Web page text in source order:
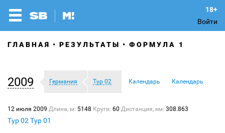
Войти
ГЛАВНАЯ РЕЗУЛЬТАТЫ ФОРМУЛА 1
2009 Германия Тур 02 Календарь Календарь
12 июля 2009 Длина, м: 5148 Круги: 60 Дистанция, км: 308.863
Тур 02 Тур 01